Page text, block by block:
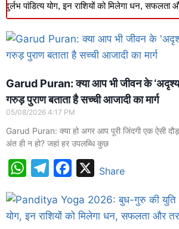
योग, इन राशियों को मिलेगा धन, सफलता और
Garud Puran: क्या आप भी जीवन के
गरुड़ पुराण बताता है सच्ची आजादी का मार्ग
05/08/2026 4:17 PM
Garud Puran: क्या हो अगर आप पूरी जिंदगी एक ऐसी
अंत ही न हो? जहां हर उपलब्धि कुछ
W
a
t
l
e
c
e
XShare